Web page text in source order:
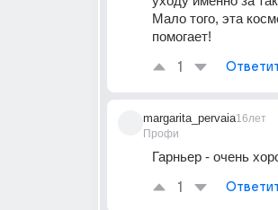
Мало того, эта
помогает!
1
margarita_pervaia
Профи
16лет
Гарньер - очень
1